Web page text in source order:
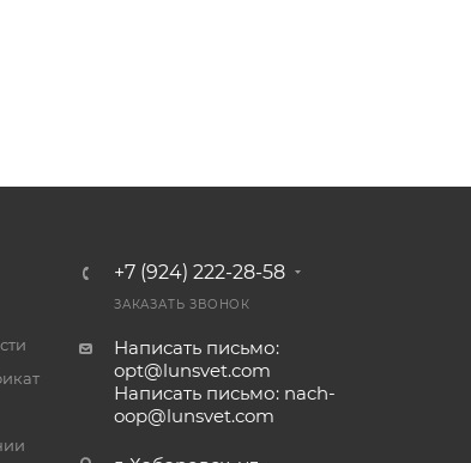
+7 (924) 222-28-58
ЗАКАЗАТЬ ЗВОНОК
Написать письмо:
opt@lunsvet.com
Написать письмо: nach-
oop@lunsvet.com